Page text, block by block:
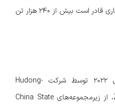
ارتفاع ۲۲ طبقه را دارد. این کشتی باری قادر است بیش از ۲۴۰ هزار تن
کشتی باری Ever Alot در سال ۲۰۲۲ توسط شرکت Hudong-
Zhonghua Shipbuilding Group، از زیرمجموعه‌های China State